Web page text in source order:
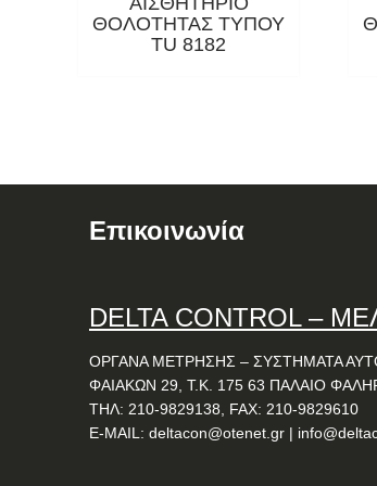
ΘΟΛΟΤΗΤΑΣ ΤΥΠΟΥ
TU 8182
Επικοινωνία
DELTA CONTROL–
ΟΡΓΑΝΑ ΜΕΤΡΗΣΗΣ – ΣΥΣΤΗΜΑΤΑ
ΦΑΙΑΚΩΝ 29, Τ.Κ. 175 63 ΠΑΛΑΙΟ
ΤΗΛ: 210-9829138, FAX: 210-9829610
E-MAIL: deltacon@otenet.gr |